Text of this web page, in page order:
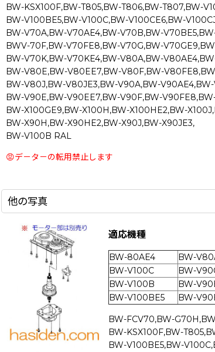
BW-KSX100F,BW-T805,BW-T806,BW-T807,BW-
BW-V100BE5,BW-V100C,BW-V100CE6,BW-
BW-V70A,BW-V70AE4,BW-V70B,BW-
BWV-70F,BW-V70FE8,BW-V70G,BW-
BW-V70K,BW-V70KE4,BW-V80A,BW-
BW-V80E,BW-V80EE7,BW-V80F,BW-
BW-V80J,BW-V80JE3,BW-V90A,BW-
BW-V90E,BW-V90EE7,BW-V90F,BW-
BW-X100GE9,BW-X100H,BW-X100HE2,BW-
BW-X90H,BW-X90HE2,BW-X90J,BW-X90JE3,
BW-V100B RAL
😡デ－タ－の転用禁止します
他の写真
適応機種
BW-80AE4 BW-
BW-V100C
BW-
BW-V100B
BW-
BW-V100BE5
BW-
BW-FCV70,BW-
BW-KSX100F,BW-
BW-V100BE5,BW-